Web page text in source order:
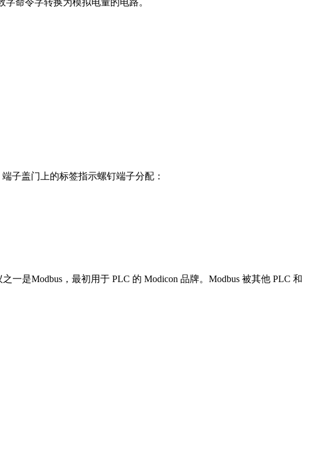
命令字转换为模拟电量的电路。
子盖门上的标签指示螺钉端子分配：
是Modbus，最初用于 PLC 的 Modicon 品牌。Modbus 被其他 PLC 和